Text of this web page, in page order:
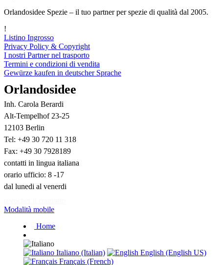
Orlandosidee Spezie – il tuo partner per spezie di qualità dal 2005.
!
Listino Ingrosso
Privacy Policy & Copyright
I nostri Partner nel trasporto
Termini e condizioni di vendita
Gewürze kaufen in deutscher Sprache
Orlandosidee
Inh. Carola Berardi
Alt-Tempelhof 23-25
12103 Berlin
Tel: +49 30 720 11 318
Fax: +49 30 7928189
contatti in lingua italiana
orario ufficio: 8 -17
dal lunedi al venerdi
Modalità mobile
Home
Italiano (Italian)
English (English US)
Français (French)